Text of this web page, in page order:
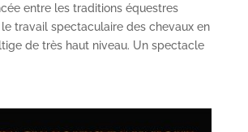
entre les traditions équestres
travail spectaculaire des chevaux en
de très haut niveau. Un spectacle